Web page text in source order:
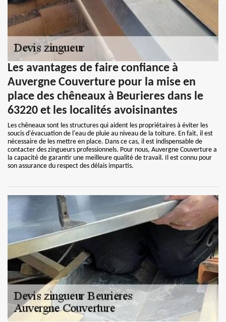
Les avantages de faire confiance à
Auvergne Couverture pour la mise en
place des chêneaux à Beurieres dans le
63220 et les localités avoisinantes
Les chêneaux sont les structures qui aident les propriétaires à éviter les
soucis d'évacuation de l'eau de pluie au niveau de la toiture. En fait, il est
nécessaire de les mettre en place. Dans ce cas, il est indispensable de
contacter des zingueurs professionnels. Pour nous, Auvergne Couverture a
la capacité de garantir une meilleure qualité de travail. Il est connu pour
son assurance du respect des délais impartis.